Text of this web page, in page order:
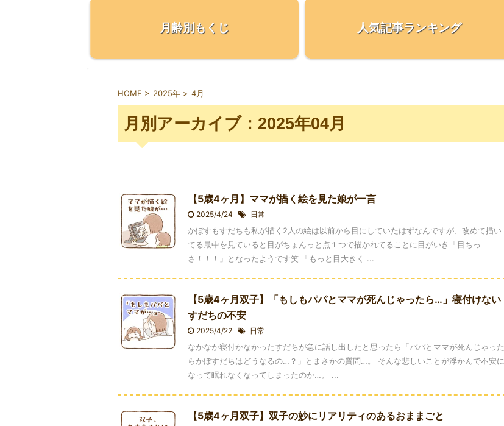
月齢別もくじ 人気記事ランキング
HOME > 2025年 > 4月
月別アーカイブ：2025年04月
【5歳4ヶ月】ママが描く絵を見た娘が一言
2025/4/24 日常
かぼすもすだちも私が描く2人の絵は以前から目にしていたはずなんですが、改めて描い
てる最中を見ていると目がちょんっと点１つで描かれてることに目がいき「目ちっ
さ！！！」となったようです笑 「もっと目大きく ...
【5歳4ヶ月双子】「もしもパパとママが死んじゃったら…」寝付けない
すだちの不安
2025/4/22 日常
なかなか寝付かなかったすだちが急に話し出したと思ったら「パパとママが死んじゃった
らかぼすだちはどうなるの…？」とまさかの質問…。 そんな悲しいことが浮かんで不安に
なって眠れなくなってしまったのか…。 ...
【5歳4ヶ月双子】双子の妙にリアリティのあるおままごと